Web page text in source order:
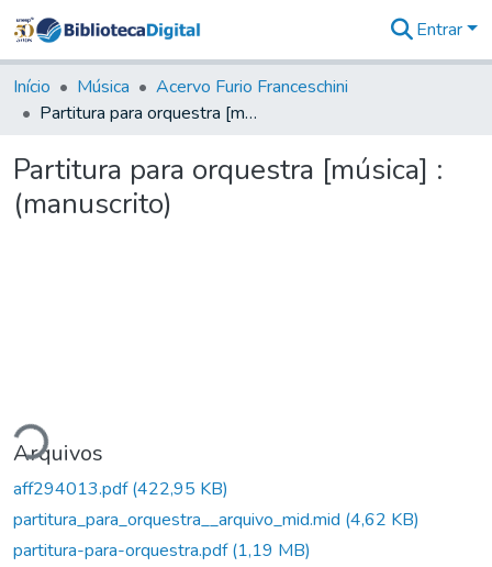
&
Coleções
Tudo na
Digital
Entrar
Início Música
Acervo Furio Franceschini
Partitura para orquestra [música] : (manuscrito)
Partitura para orquestra [música] :
(manuscrito)
Arquivos
aff294013.pdf(422,95 KB)
partitura_para_orquestra__arquivo_mid.mid (4,62 KB)
partitura-para-orquestra.pdf(1,19 MB)